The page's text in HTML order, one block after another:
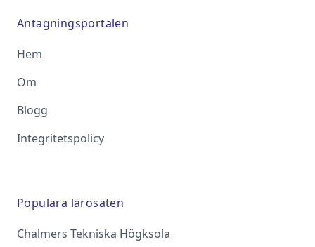
Antagningsportalen
Hem
Om
Blogg
Integritetspolicy
Populära lärosäten
Chalmers Tekniska Högksola